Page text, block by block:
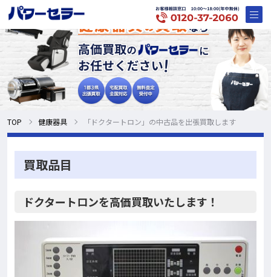
TOP 健康器具 「ドクタートロン」の中古品を出張買取します
買取品目
ドクタートロンを高価買取いたします！